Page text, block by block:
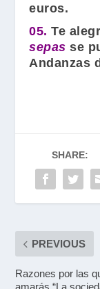
euros.
05. Te
sepas se
Andanzas
SHARE:
PREVIOUS
Razones por las
amarás “La